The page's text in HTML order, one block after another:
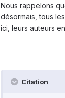
Nous rappelons
désormais, tous
ici, leurs auteurs
Citation